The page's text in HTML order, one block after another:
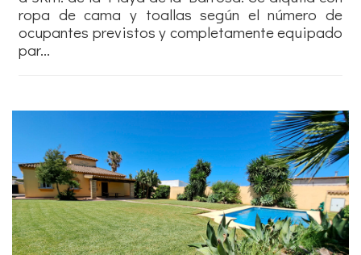
ropa de cama y toallas según el número de
ocupantes previstos y completamente equipado
par...